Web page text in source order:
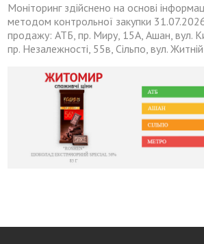
Моніторинг здійснено на основі
методом контрольної закупки
продажу: АТБ, пр. Миру, 15А, Ашан, вул.
пр. Незалежності, 55в, Сільпо, вул.